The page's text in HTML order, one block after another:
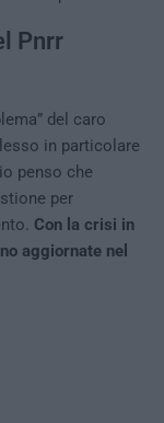
Pnrr
del caro
in particolare
penso che
per
Con la crisi in
aggiornate nel